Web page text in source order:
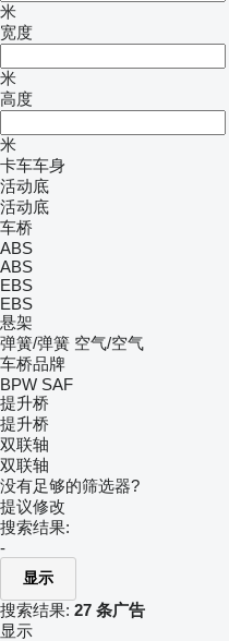
米
宽度
米
高度
米
卡车车身
活动底
活动底
车桥
ABS
ABS
EBS
EBS
悬架
弹簧/弹簧 空气/空气
车桥品牌
BPW SAF
提升桥
提升桥
双联轴
双联轴
没有足够的筛选器?
提议修改
搜索结果:
-
显示
搜索结果: 27 条广告
显示